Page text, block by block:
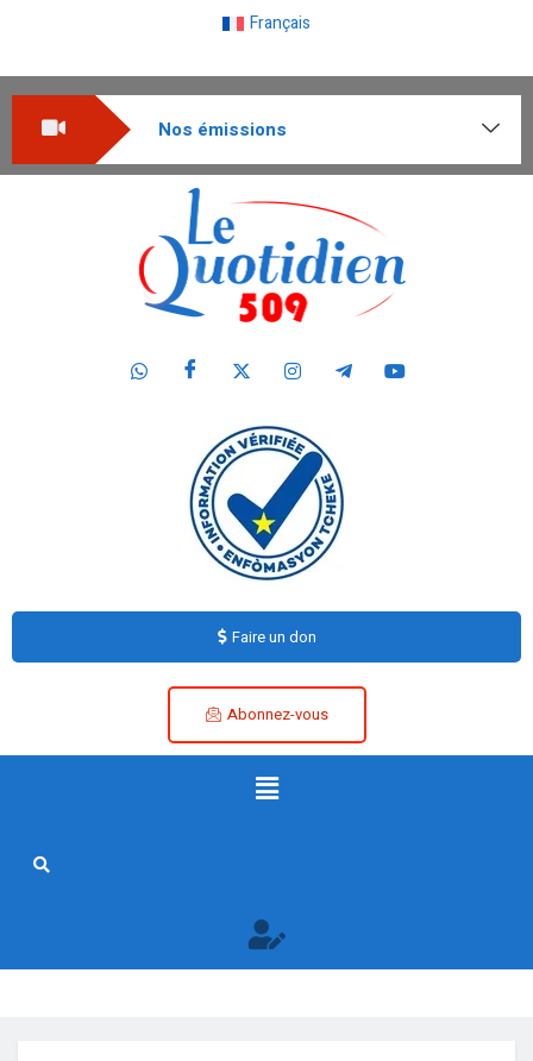
Français
Nos émissions
Faire un don
Abonnez-vous